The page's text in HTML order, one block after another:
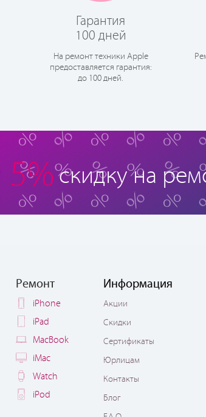
Гарантия
100 дней
На ремонт техники Apple
предоставляется гарантия:
до 100 дней.
5% скидку на
Ремонт
iPhone
iPad
MacBook
iMac
Watch
iPod
Информация
Акции
Скидки
Сертификаты
Юрлицам
Контакты
Блог